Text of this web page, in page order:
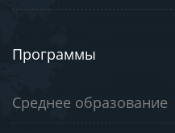
Программы
Среднее образование